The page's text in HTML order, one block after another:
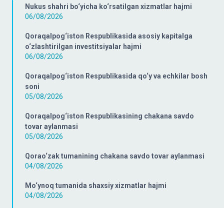
Nukus shahri bo‘yicha ko‘rsatilgan xizmatlar hajmi
06/08/2026
Qoraqalpog‘iston Respublikasida asosiy kapitalga
o‘zlashtirilgan investitsiyalar hajmi
06/08/2026
Qoraqalpog‘iston Respublikasida qo‘y va echkilar bosh
soni
05/08/2026
Qoraqalpog‘iston Respublikasining chakana savdo
tovar aylanmasi
05/08/2026
Qorao‘zak tumanining chakana savdo tovar aylanmasi
04/08/2026
Mo‘ynoq tumanida shaxsiy xizmatlar hajmi
04/08/2026